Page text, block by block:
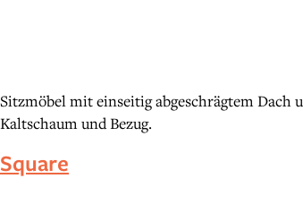
Sitzmöbel mit einseitig abgeschrägtem Dach
Kaltschaum und Bezug.
Square